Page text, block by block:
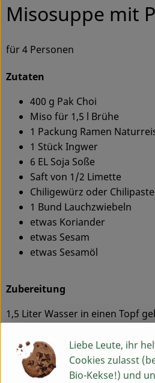
So geht's
Über uns
Blog & Aktuelles
Service
Misosuppe mit
für 4 Personen
Zutaten
400 g Pak Choi
Miso für 1,5 l Brühe
1 Packung Ramen
1 Stück Ingwer
6 EL Soja Soße
Saft von 1/2 Limette
Chiligewürz oder Chilipaste
1 Bund Lauchzwiebeln
etwas Koriander
etwas Sesam
etwas Sesamöl
Zubereitung
1,5 Liter Wasser in einen Topf
lassen. Ingwer schälen und
Soja Soße und Limettensaft in
zusammen mit Chili
Liebe Leute, ihr
Cookies zulasst
Bio-Kekse!) und